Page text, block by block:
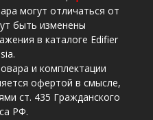
могут отличаться от
быть изменены
в каталоге Edifier
и комплектации
офертой в смысле,
ст. 435 Гражданского
РФ.